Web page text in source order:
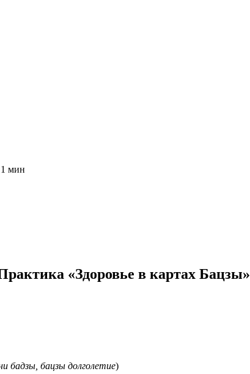
1 мин
«Здоровье в картах Бацзы»
бадзы, бацзы долголетие)